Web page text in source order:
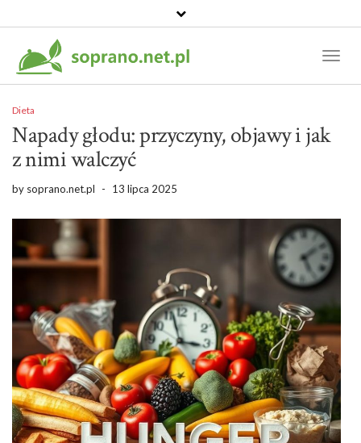
Dieta
Napady głodu: przyczyny, objawy i jak
z nimi walczyć
by soprano.net.pl - 13 lipca 2025